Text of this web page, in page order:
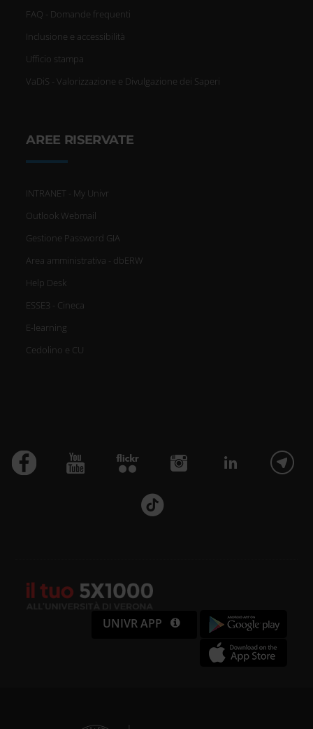
FAQ - Domande frequenti
Inclusione e accessibilità
Ufficio stampa
VaDiS - Valorizzazione e Divulgazione dei Saperi
AREE RISERVATE
INTRANET - My Univr
Outlook Webmail
Gestione Password GIA
Area amministrativa - dbERW
Help Desk
ESSE3 - Cineca
E-learning
Cedolino e CU
UNIVR APP